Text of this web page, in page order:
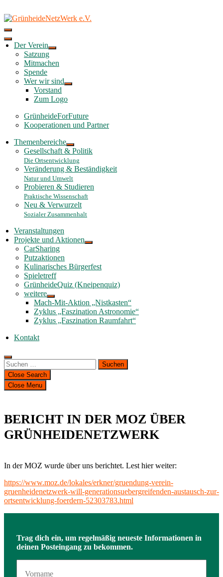
to
Der Verein
Satzung
Mitmachen
Spende
Wer wir sind
Vorstand
Zum Logo
GrünheideForFuture
Kooperationen und Partner
Themenbereiche
Gesellschaft & Politik
Die Ortsentwicklung
Veränderung & Beständigkeit
Natur und Umwelt
Probieren & Studieren
Praktische Wissenschaft
Neu & Verwurzelt
Sozialer Zusammenhalt
Veranstaltungen
Projekte und Aktionen
CarSharing
Putzaktionen
Kulinarisches Bürgerfest
Spieletreff
GrünheideQuiz (Kneipenquiz)
weitere
Mach-Mit-Aktion „Nistkasten“
Zyklus „Faszination Astronomie“
Zyklus „Faszination Raumfahrt“
Kontakt
Suchen
nach:
Close Search
Close Menu
BERICHT IN DER MOZ ÜBER
GRÜNHEIDENETZWERK
In der MOZ wurde über uns berichtet. Lest hier weiter:
https://www.moz.de/lokales/erkner/gruendung-verein-
gruenheidenetzwerk-will-generationsuebergreifenden-austausch-zur-
ortsentwicklung-foerdern-52303783.html
Trag dich ein, um regelmäßig neueste Informationen in
deinen Posteingang zu bekommen.